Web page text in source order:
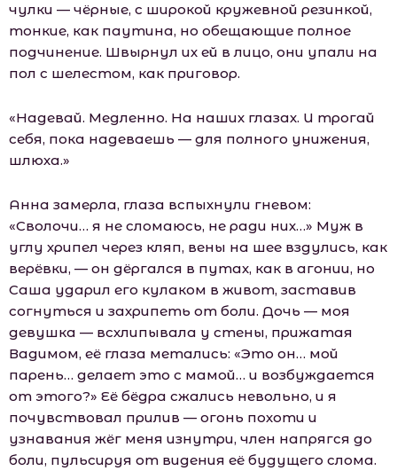
чулки — чёрные, с широкой кружевной резинкой,
тонкие, как паутина, но обещающие полное
подчинение. Швырнул их ей в лицо, они упали на
пол с шелестом, как приговор.
«Надевай. Медленно. На наших глазах. И трогай
себя, пока надеваешь — для полного унижения,
шлюха.»
Анна замерла, глаза вспыхнули гневом:
«Сволочи… я не сломаюсь, не ради них…» Муж в
углу хрипел через кляп, вены на шее вздулись, как
верёвки, — он дёргался в путах, как в агонии, но
Саша ударил его кулаком в живот, заставив
согнуться и захрипеть от боли. Дочь — моя
девушка — всхлипывала у стены, прижатая
Вадимом, её глаза метались: «Это он… мой
парень… делает это с мамой… и возбуждается
от этого?» Её бёдра сжались невольно, и я
почувствовал прилив — огонь похоти и
узнавания жёг меня изнутри, член напрягся до
боли, пульсируя от видения её будущего слома.